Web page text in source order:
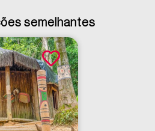
semelhantes